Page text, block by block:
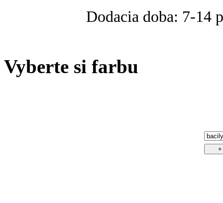
Dodacia doba: 7-14
Vyberte si farbu